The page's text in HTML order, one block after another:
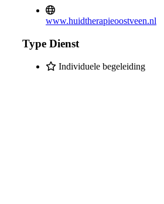
www.huidtherapieoostveen.nl
Type Dienst
Individuele begeleiding